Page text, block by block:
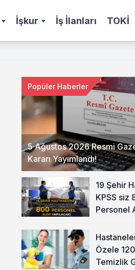
İşkur İş İlanları TOKİ
5 Ağustos 2026 Resmi
Kararı Yayımlandı!
Popüler Haberler
19 Şehir
KPSS siz
Personel
Özele
Temizlik